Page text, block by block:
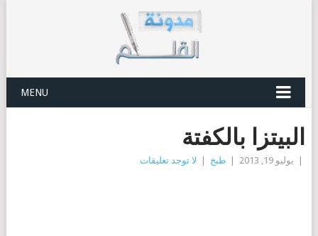
MENU
البيتزا بالكفتة
يوليو 19, 2013 طبخ لا توجد تعليقات